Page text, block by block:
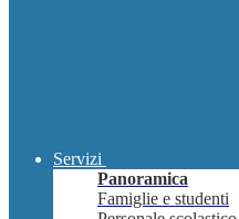
Servizi
Panoramica
Famiglie e studenti